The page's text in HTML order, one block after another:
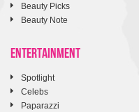
Beauty Picks
Beauty Note
ENTERTAINMENT
Spotlight
Celebs
Paparazzi